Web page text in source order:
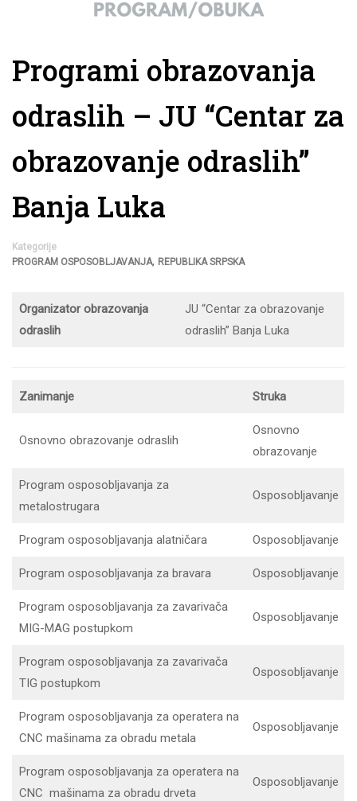
Programi obrazovanja
odraslih – JU “Centar za
obrazovanje odraslih”
Banja Luka
Kategorije
PROGRAM OSPOSOBLJAVANJA, REPUBLIKA SRPSKA
Organizator obrazovanja
odraslih
JU “Centar za obrazovanje
odraslih” Banja Luka
Zanimanje Struka
Osnovno obrazovanje odraslih
Osnovno
obrazovanje
Program osposobljavanja za
metalostrugara
Osposobljavanje
Program osposobljavanja alatničara Osposobljavanje
Program osposobljavanja za bravara Osposobljavanje
Program osposobljavanja za zavarivača
MIG-MAG postupkom
Osposobljavanje
Program osposobljavanja za zavarivača
TIG postupkom
Osposobljavanje
Program osposobljavanja za operatera na
CNC mašinama za obradu metala
Osposobljavanje
Program osposobljavanja za operatera na
CNC mašinama za obradu drveta
Osposobljavanje